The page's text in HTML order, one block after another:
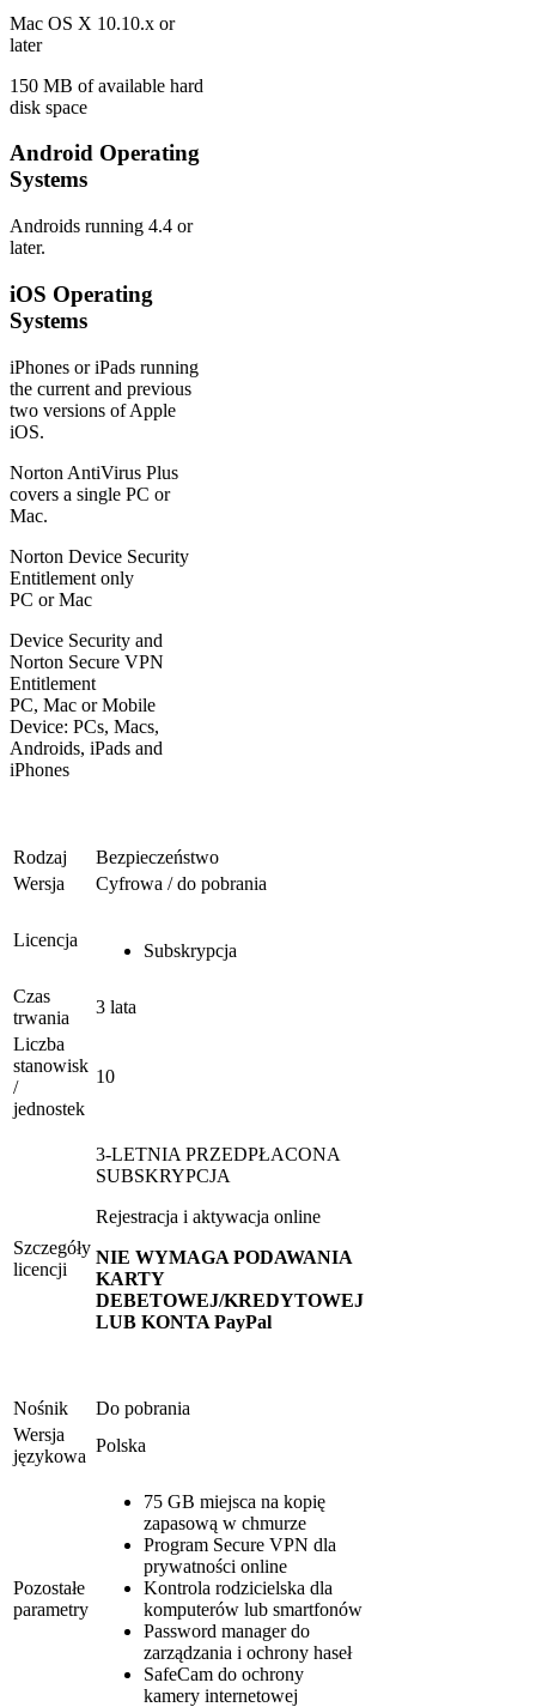
Mac OS X 10.10.x or
later
150 MB of available hard
disk space
Android Operating
Systems
Androids running 4.4 or
later.
iOS Operating
Systems
iPhones or iPads running
the current and previous
two versions of Apple
iOS.
Norton AntiVirus Plus
covers a single PC or
Mac.
Norton Device Security
Entitlement only
PC or Mac
Device Security and
Norton Secure VPN
Entitlement
PC, Mac or Mobile
Device: PCs, Macs,
Androids, iPads and
iPhones
Rodzaj
Bezpieczeństwo
Wersja
Cyfrowa / do pobrania
Licencja
Subskrypcja
Czas
trwania
3 lata
Liczba
stanowisk
/
jednostek
10
Szczegóły
licencji
3-LETNIA PRZEDPŁACONA
SUBSKRYPCJA
Rejestracja i aktywacja online
NIE WYMAGA PODAWANIA
KARTY
DEBETOWEJ/KREDYTOWEJ
LUB KONTA PayPal
Nośnik
Do pobrania
Wersja
językowa
Polska
Pozostałe
parametry
75 GB miejsca na kopię
zapasową w chmurze
Program Secure VPN dla
prywatności online
Kontrola rodzicielska dla
komputerów lub smartfonów
Password manager do
zarządzania i ochrony haseł
SafeCam do ochrony
kamery internetowej